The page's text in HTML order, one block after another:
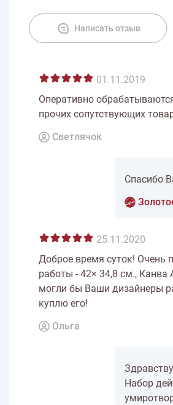
Написать отзыв
01.11.2019
Оперативно
прочих сопутствующих
Светлячок
Спасибо
25.11.2020
Доброе время суток! Очень
работы - 42× 34,8 см., Канва
могли бы Ваши дизайнеры
куплю его!
Ольга
Набор